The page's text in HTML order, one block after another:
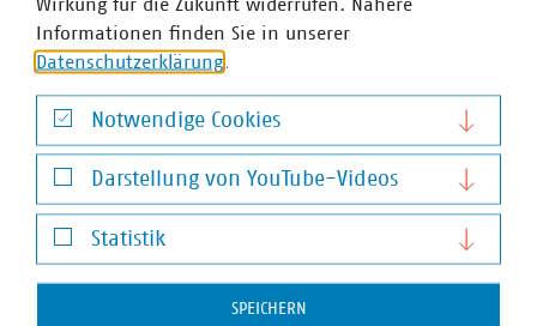
Informationen finden Sie in unserer
Datenschutzerklärung
Notwendige Cookies
Notwendige Cookies
Darstellung von YouTube-Videos
Darstellung von YouTube-Videos
Statistik
Statistik
SPEICHERN